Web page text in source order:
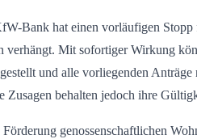
Bank hat einen vorläufigen
verhängt. Mit sofortiger Wirkung
und alle vorliegenden
Zusagen behalten jedoch ihre
Förderung genossenschaftlichen